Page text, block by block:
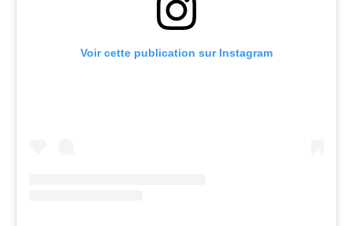
Voir cette publication sur Instagram